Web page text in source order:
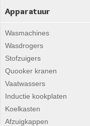
Apparatuur
Wasmachines
Wasdrogers
Stofzuigers
Quooker kranen
Vaatwassers
Inductie kookplaten
Koelkasten
Afzuigkappen